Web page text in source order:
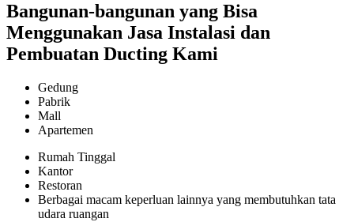
Bangunan-bangunan yang Bisa
Menggunakan Jasa Instalasi dan
Pembuatan Ducting Kami
Gedung
Pabrik
Mall
Apartemen
Rumah Tinggal
Kantor
Restoran
Berbagai macam keperluan lainnya yang membutuhkan tata
udara ruangan